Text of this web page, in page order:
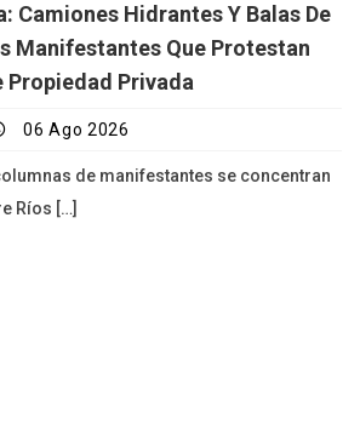
Camiones Hidrantes Y Balas De
Manifestantes Que Protestan
Propiedad Privada
06 Ago 2026
de manifestantes se concentran
Ríos […]